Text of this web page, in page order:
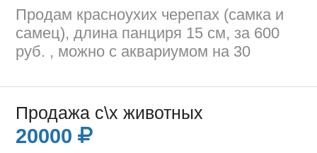
Продам красноухих черепах (самка и
самец), длина панциря 15 см, за 600
руб. , можно с аквариумом на 30
Продажа с\х животных
20000